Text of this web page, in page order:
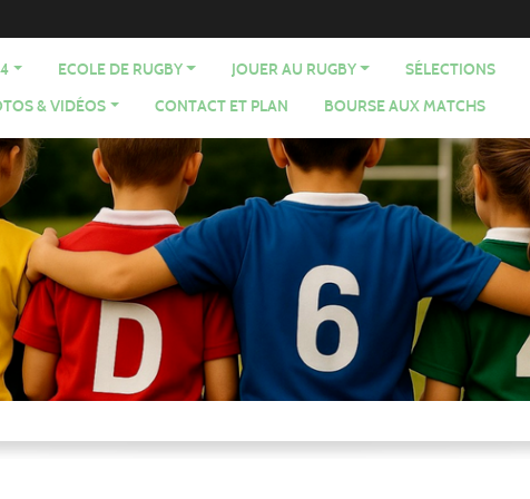
ECOLE DE RUGBY JOUER AU RUGBY SÉLECTIONS
& VIDÉOS CONTACT ET PLAN BOURSE AUX MATCHS